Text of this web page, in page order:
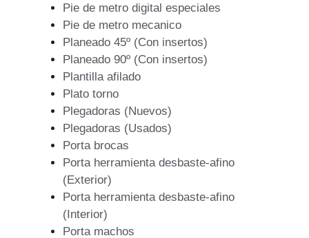
Pie de metro digital especiales
Pie de metro mecanico
Planeado 45º (Con insertos)
Planeado 90º (Con insertos)
Plantilla afilado
Plato torno
Plegadoras (Nuevos)
Plegadoras (Usados)
Porta brocas
Porta herramienta desbaste-afino
(Exterior)
Porta herramienta desbaste-afino
(Interior)
Porta machos